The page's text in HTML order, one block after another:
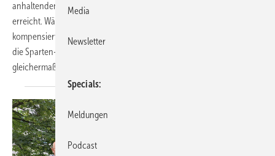
anhaltenden deutschen Baukrise ein Plus von fast einem Prozent
erreicht. Während der Heimatmarkt um knapp 3 % schrumpfte,
kompensierten die internationalen Märkte den Rückgang. Ein Blick auf
die Sparten-Entwicklung zeigt: Nicht alle Bereiche profitieren
gleichermaßen vom
Media
Newsletter
Specials
Meldungen
Podcast